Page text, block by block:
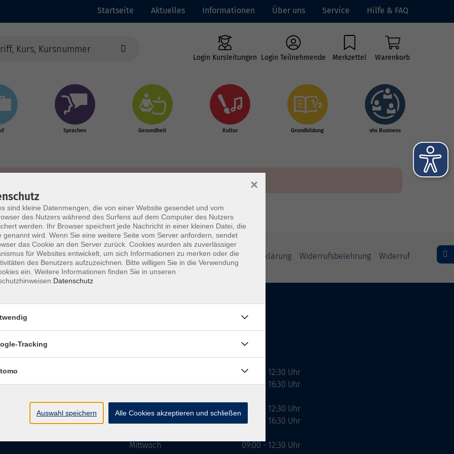
Startseite Aktuelles Informationen Über uns Service Hilfe & FAQ
Login Kursleitungen Login Teilnehmende Merkzettel Warenkorb
Sprachen Gesundheit Kultur Grundbildung vhs Business
Impressum AGBs Datenschutzerklärung Barrierefreiheitserklärung Widerrufsbelehrung Widerruf
e. V.
Dienstag
Mittwoch
09:00 - 12:30 Uhr
13:00 - 16:30 Uhr
10:00 - 12:30 Uhr
13:00 - 16:30 Uhr
09:00 - 12:30 Uhr
sind kleine Datenmengen, die von einer Website gesendet und vom
des Nutzers während des Surfens auf dem Computer des Nutzers
werden. Ihr Browser speichert jede Nachricht in einer kleinen Datei, die
genannt wird. Wenn Sie eine weitere Seite vom Server anfordern, sendet
das Cookie an den Server zurück. Cookies wurden als zuverlässiger
für Websites entwickelt, um sich Informationen zu merken oder die
des Benutzers aufzuzeichnen. Bitte willigen Sie in die Verwendung
ein. Weitere Informationen finden Sie in unseren
Datenschutz
×
Tracking
Auswahl speichern Alle Cookies akzeptieren und schließen